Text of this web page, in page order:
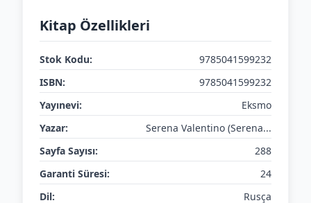
Kitap Özellikleri
Stok Kodu:
9785041599232
ISBN:
9785041599232
Yayınevi:
Eksmo
Yazar:
Serena Valentino (Serena...
Sayfa Sayısı:
288
Garanti Süresi:
24
Dil:
Rusça